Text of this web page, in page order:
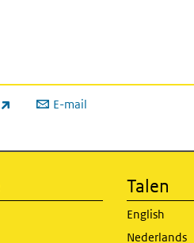
E-mail
Talen
English
Nederlands